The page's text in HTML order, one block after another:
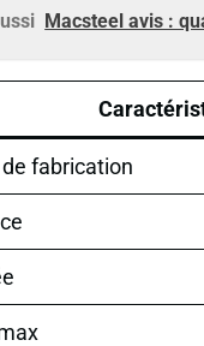
Macsteel avis :
fabrication